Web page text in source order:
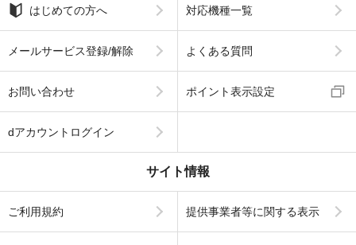
はじめての方へ 対応機種一覧
メールサービス登録/解除 よくある質問
お問い合わせ ポイント表示設定
dアカウントログイン
サイト情報
ご利用規約 提供事業者等に関する表示